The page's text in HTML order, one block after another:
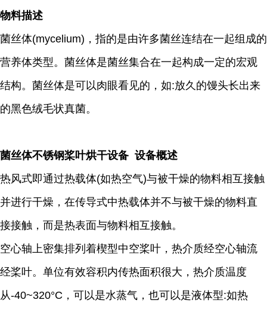
物料描述
菌丝体(mycelium)，指的是由许多菌丝连结在一起组成的
营养体类型。菌丝体是菌丝集合在一起构成一定的宏观
结构。菌丝体是可以肉眼看见的，如:放久的馒头长出来
的黑色绒毛状真菌。
菌丝体不锈钢桨叶烘干设备 设备概述
热风式即通过热载体(如热空气)与被干燥的物料相互接触
并进行干燥，在传导式中热载体并不与被干燥的物料直
接接触，而是热表面与物料相互接触。
空心轴上密集排列着楔型中空桨叶，热介质经空心轴流
经桨叶。单位有效容积内传热面积很大，热介质温度
从-40~320°C，可以是水蒸气，也可以是液体型:如热